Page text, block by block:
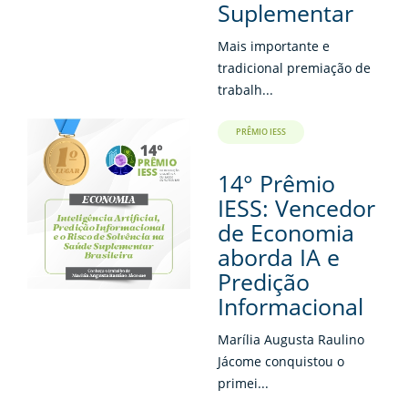
Suplementar
Mais importante e
tradicional premiação de
trabalh...
PRÊMIO IESS
14° Prêmio
IESS: Vencedor
de Economia
aborda IA e
Predição
Informacional
Marília Augusta Raulino
Jácome conquistou o
primei...